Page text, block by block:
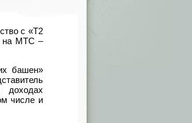
с «Т2
на МТС –
башен»
числе и